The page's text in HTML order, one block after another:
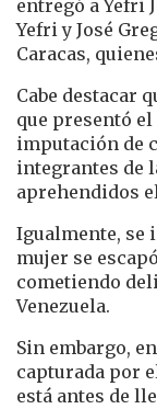
entregó a Yefri
Yefri y José
Caracas,
Cabe destacar
que presentó
imputación de
integrantes de
aprehendidos
Igualmente, se
mujer se
cometiendo
Venezuela.
Sin embargo,
capturada por
está antes de